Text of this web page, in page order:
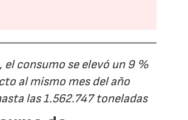
el consumo se elevó un 9 %
al mismo mes del año
las 1.562.747 toneladas